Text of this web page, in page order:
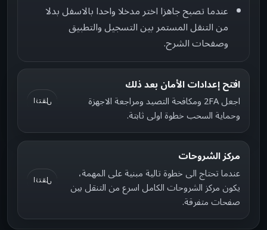
عندما تصبح جاهزا اختر مدخلا واحدا بالاسفل بدلا
من التنقل المستمر بين التسجيل والتطبيق
وصفحات الشرح.
افتح إعدادات الأمان بعد ذلك
اجعل 2FA ومكافحة التصيد ومراجعة الاجهزة
وحماية السحب خطوة اولى ثابتة.
انتقل
مركز الشروحات
عندما تحتاج الى خطوة تالية مبنية على المهمة،
يكون مركز الشروحات الكامل اسرع من التنقل بين
صفحات متفرقة.
انتقل